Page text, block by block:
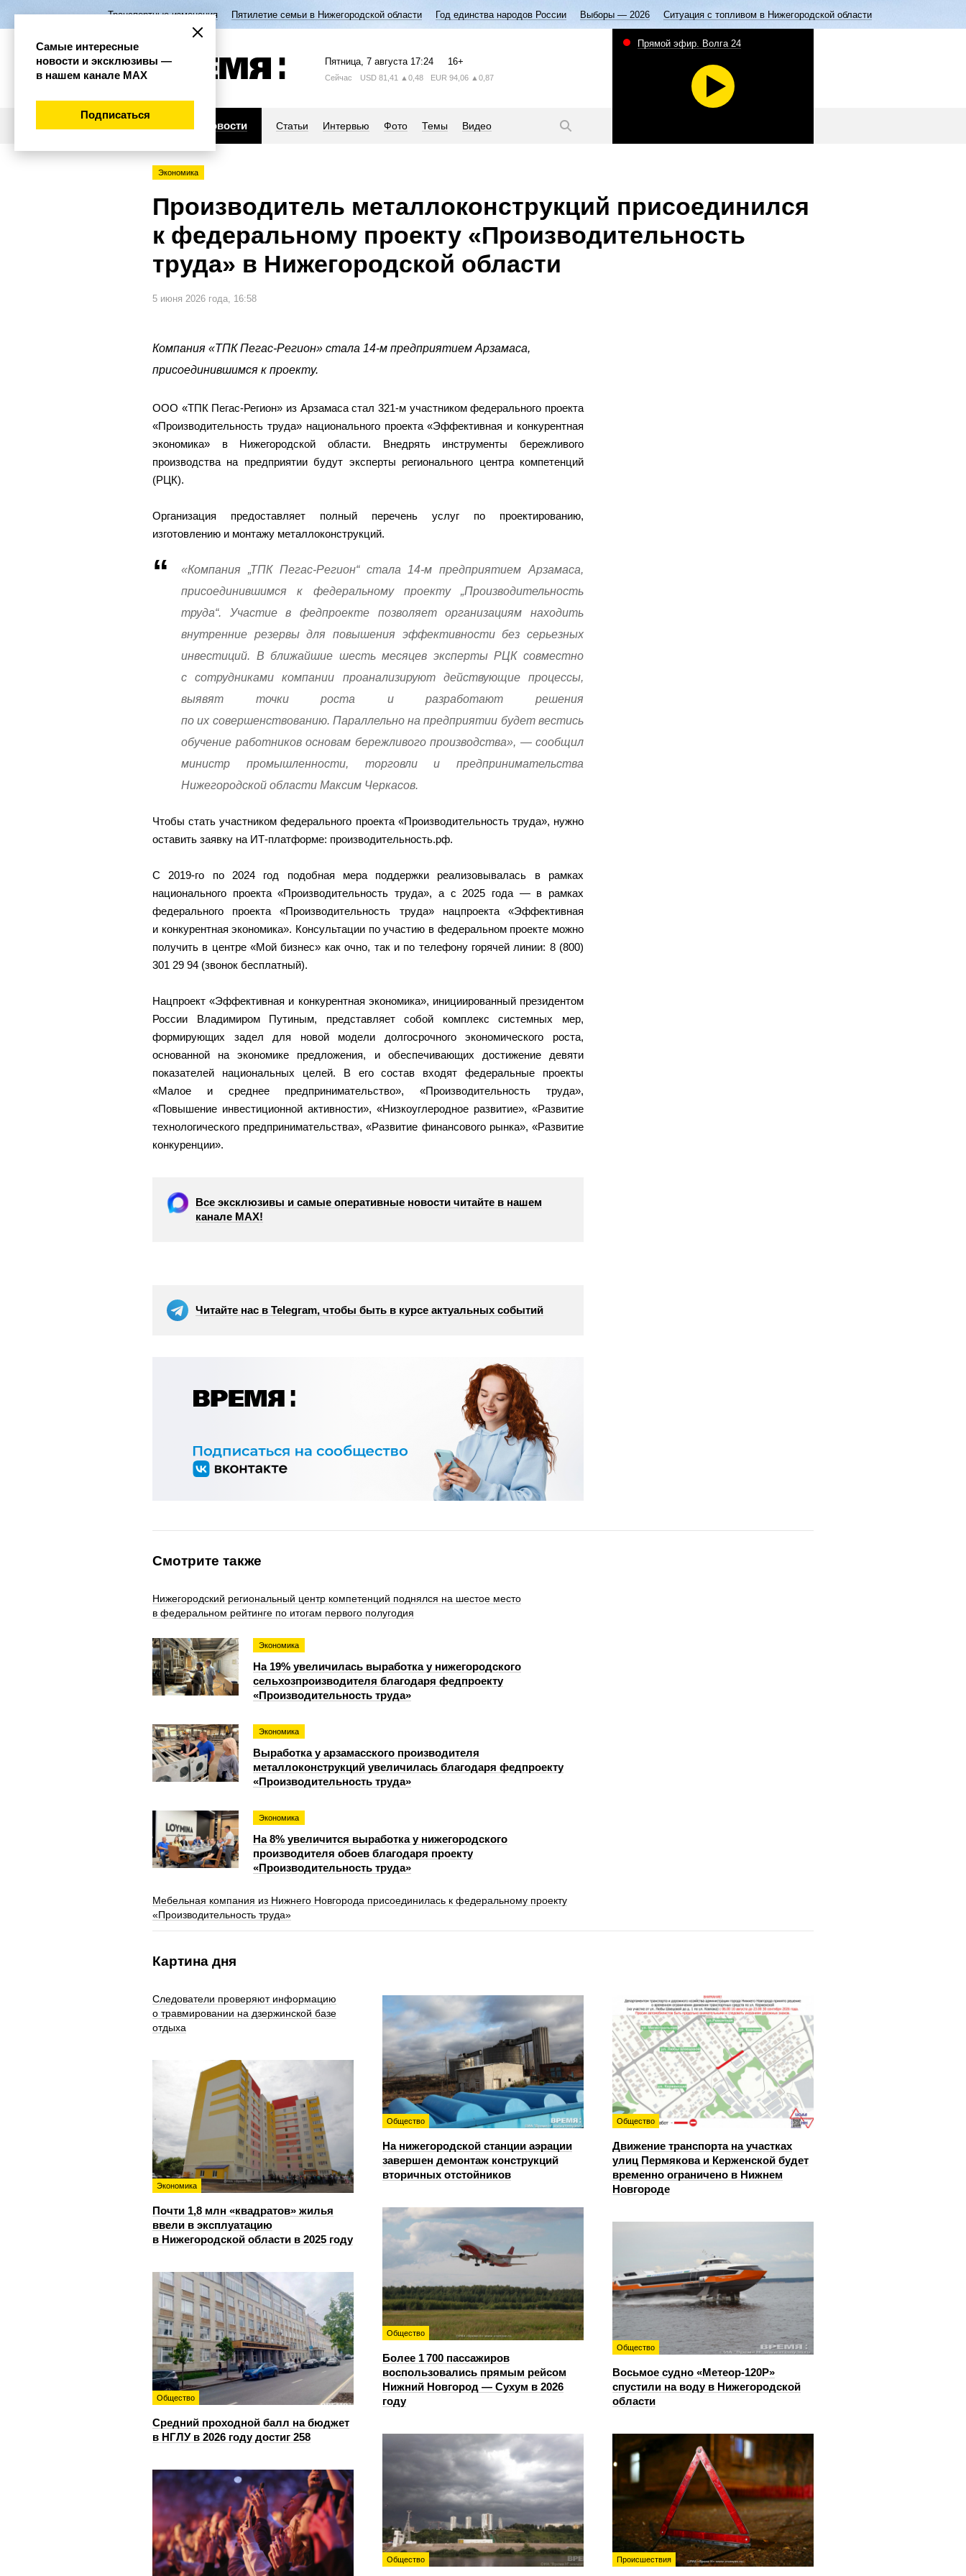
Транспортные изменения Пятилетие семьи в Нижегородской области Год единства народов России Выборы — 2026 Ситуация с топливом в Нижегородской области
Пятница, 7 августа 17:24 16+
Сейчас USD 81,41 ▲0,48 EUR 94,06 ▲0,87
Новости Статьи Интервью Фото Темы Видео
Прямой эфир. Волга 24
Экономика
Производитель металлоконструкций присоединился
к федеральному проекту «Производительность
труда» в Нижегородской области
5 июня 2026 года, 16:58
Компания «ТПК Пегас-Регион» стала 14-м предприятием Арзамаса,
присоединившимся к проекту.
ООО «ТПК Пегас-Регион» из Арзамаса стал 321-м участником федерального проекта
«Производительность труда» национального проекта «Эффективная и конкурентная
экономика» в Нижегородской области. Внедрять инструменты бережливого
производства на предприятии будут эксперты регионального центра компетенций
(РЦК).
Организация предоставляет полный перечень услуг по проектированию,
изготовлению и монтажу металлоконструкций.
«Компания „ТПК Пегас-Регион“ стала 14-м предприятием Арзамаса,
присоединившимся к федеральному проекту „Производительность
труда“. Участие в федпроекте позволяет организациям находить
внутренние резервы для повышения эффективности без серьезных
инвестиций. В ближайшие шесть месяцев эксперты РЦК совместно
с сотрудниками компании проанализируют действующие процессы,
выявят точки роста и разработают решения
по их совершенствованию. Параллельно на предприятии будет вестись
обучение работников основам бережливого производства», — сообщил
министр промышленности, торговли и предпринимательства
Нижегородской области Максим Черкасов.
Чтобы стать участником федерального проекта «Производительность труда», нужно
оставить заявку на ИТ-платформе: производительность.рф.
С 2019-го по 2024 год подобная мера поддержки реализовывалась в рамках
национального проекта «Производительность труда», а с 2025 года — в рамках
федерального проекта «Производительность труда» нацпроекта «Эффективная
и конкурентная экономика». Консультации по участию в федеральном проекте можно
получить в центре «Мой бизнес» как очно, так и по телефону горячей линии: 8 (800)
301 29 94 (звонок бесплатный).
Нацпроект «Эффективная и конкурентная экономика», инициированный президентом
России Владимиром Путиным, представляет собой комплекс системных мер,
формирующих задел для новой модели долгосрочного экономического роста,
основанной на экономике предложения, и обеспечивающих достижение девяти
показателей национальных целей. В его состав входят федеральные проекты
«Малое и среднее предпринимательство», «Производительность труда»,
«Повышение инвестиционной активности», «Низкоуглеродное развитие», «Развитие
технологического предпринимательства», «Развитие финансового рынка», «Развитие
конкуренции».
Все эксклюзивы и самые оперативные новости читайте в нашем
канале МАХ!
Читайте нас в Telegram, чтобы быть в курсе актуальных событий
Смотрите также
Нижегородский региональный центр компетенций поднялся на шестое место
в федеральном рейтинге по итогам первого полугодия
Экономика
На 19% увеличилась выработка у нижегородского
сельхозпроизводителя благодаря федпроекту
«Производительность труда»
Экономика
Выработка у арзамасского производителя
металлоконструкций увеличилась благодаря федпроекту
«Производительность труда»
Экономика
На 8% увеличится выработка у нижегородского
производителя обоев благодаря проекту
«Производительность труда»
Мебельная компания из Нижнего Новгорода присоединилась к федеральному проекту
«Производительность труда»
Картина дня
Следователи проверяют информацию
о травмировании на дзержинской базе
отдыха
Общество
На нижегородской станции аэрации
завершен демонтаж конструкций
вторичных отстойников
Общество
Движение транспорта на участках
улиц Пермякова и Керженской будет
временно ограничено в Нижнем
Новгороде
Экономика
Почти 1,8 млн «квадратов» жилья
ввели в эксплуатацию
в Нижегородской области в 2025 году
Общество
Более 1 700 пассажиров
воспользовались прямым рейсом
Нижний Новгород — Сухум в 2026
году
Общество
Восьмое судно «Метеор-120Р»
спустили на воду в Нижегородской
области
Общество
Средний проходной балл на бюджет
в НГЛУ в 2026 году достиг 258
Общество Происшествия
Самые интересные
новости и эксклюзивы —
в нашем канале МАХ
Подписаться